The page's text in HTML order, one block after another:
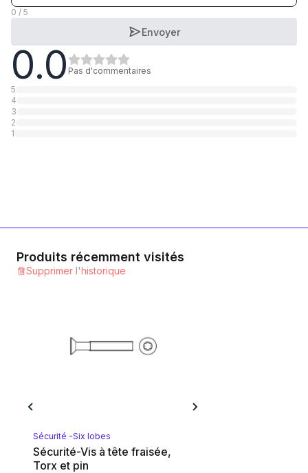
1 Catégorie
A4 rostfrei
1 Catégorie
Kleinem Kopf
0 / 5
Envoyer
0.0 Pas d'commentaires
5
4
3
2
1
Produits récemment visités
Supprimer l'historique
Sécurité -Six lobes
Sécurité-Vis à tête fraisée,
Torx et pin